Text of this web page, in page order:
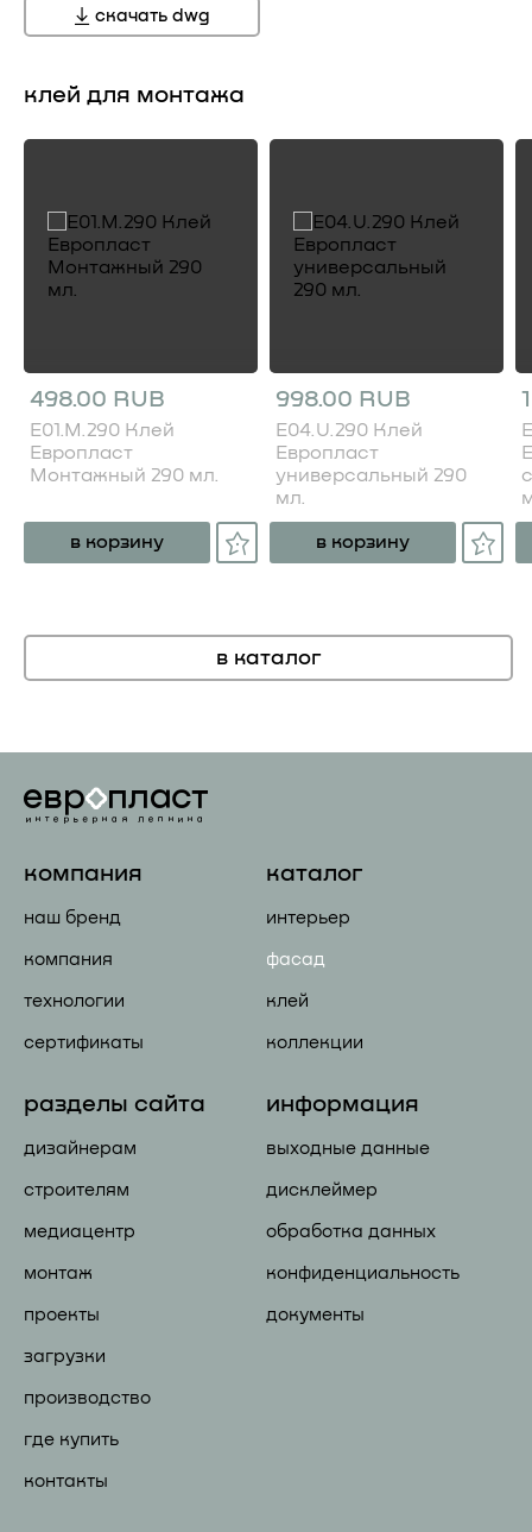
скачать dwg
клей для монтажа
498.00 RUB
E01.M.290 Клей
Европласт
Монтажный 290 мл.
в корзину
998.00 RUB
E04.U.290 Клей
Европласт
универсальный 290
мл.
в корзину
в каталог
компания
наш бренд
компания
технологии
сертификаты
каталог
интерьер
фасад
клей
коллекции
разделы сайта
дизайнерам
строителям
медиацентр
монтаж
проекты
загрузки
производство
где купить
контакты
информация
выходные данные
дисклеймер
обработка данных
конфиденциальность
документы